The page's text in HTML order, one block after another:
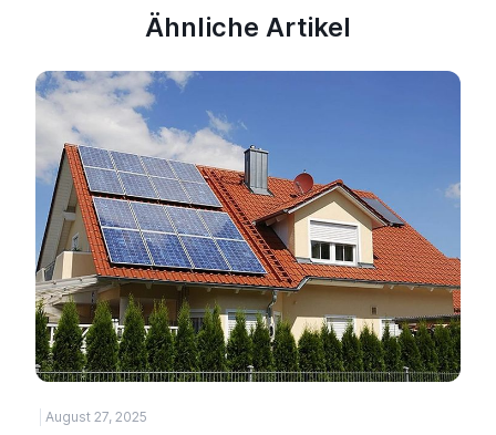
Ähnliche Artikel
August 27, 2025